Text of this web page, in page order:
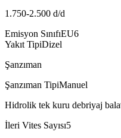
1.750-2.500 d/d
Emisyon SınıfıEU6
Yakıt TipiDizel
Şanzıman
Şanzıman TipiManuel
Hidrolik tek kuru debriyaj
İleri Vites Sayısı5